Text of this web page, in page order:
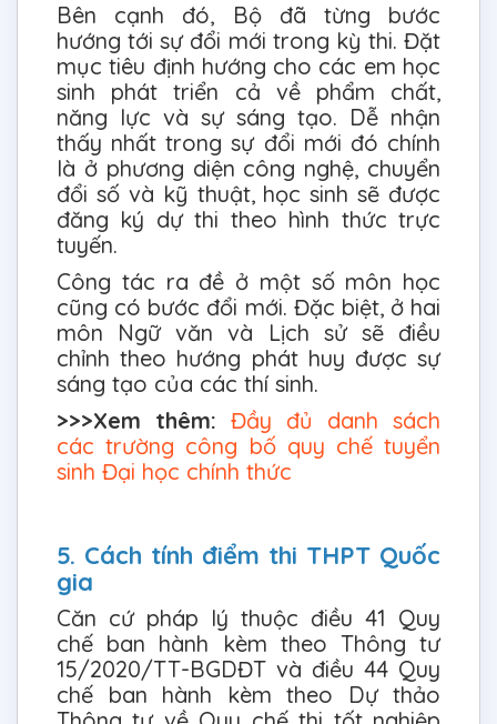
Bên cạnh đó, Bộ đã từng bước
hướng tới sự đổi mới trong kỳ thi. Đặt
mục tiêu định hướng cho các em học
sinh phát triển cả về phẩm chất,
năng lực và sự sáng tạo. Dễ nhận
thấy nhất trong sự đổi mới đó chính
là ở phương diện công nghệ, chuyển
đổi số và kỹ thuật, học sinh sẽ được
đăng ký dự thi theo hình thức trực
tuyến.
Công tác ra đề ở một số môn học
cũng có bước đổi mới. Đặc biệt, ở hai
môn Ngữ văn và Lịch sử sẽ điều
chỉnh theo hướng phát huy được sự
sáng tạo của các thí sinh.
>>>Xem thêm: Đầy đủ danh sách
các trường công bố quy chế tuyển
sinh Đại học chính thức
5. Cách tính điểm thi THPT Quốc
gia
Căn cứ pháp lý thuộc điều 41 Quy
chế ban hành kèm theo Thông tư
15/2020/TT-BGDĐT và điều 44 Quy
chế ban hành kèm theo Dự thảo